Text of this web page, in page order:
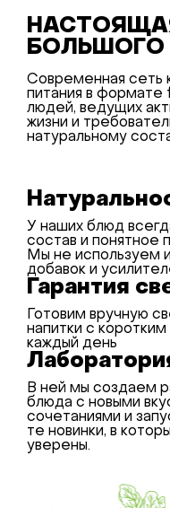
БОЛЬШОГО
Современная сеть
питания в формате
людей, ведущих
жизни и
натуральному
У наших блюд
состав и понятное
Мы не используем
добавок и
Гарантия
Готовим вручную
напитки с
каждый день
В ней мы создаем
блюда с новыми
сочетаниями и
те новинки, в
уверены.